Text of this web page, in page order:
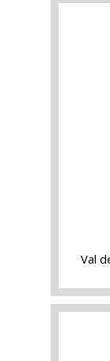
Val